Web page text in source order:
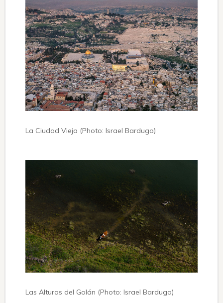
La Ciudad Vieja (Photo: Israel Bardugo)
Las Alturas del Golán (Photo: Israel Bardugo)